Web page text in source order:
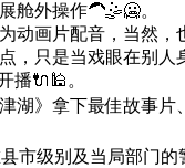
舱外操作🦱🤹🥶。
画片配音，当然，
只是当戏眼在别
播🔌🕌。
》拿下最佳故事
级别及当局部门